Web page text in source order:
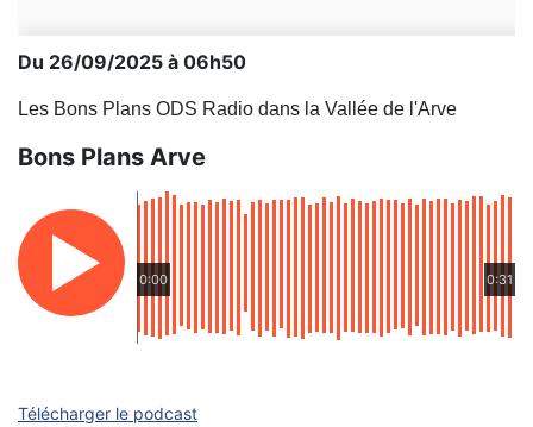
Du 26/09/2025 à 06h50
Les Bons Plans ODS Radio dans la Vallée de l'Arve
Bons Plans Arve
0:00 0:31
Télécharger le podcast